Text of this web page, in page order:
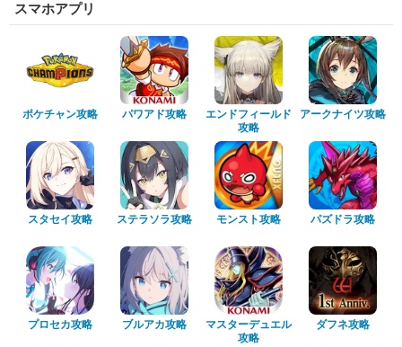
スマホアプリ
ポケチャン攻略 パワアド攻略
エンドフィールド
攻略
アークナイツ攻略
スタセイ攻略 ステラソラ攻略 モンスト攻略 パズドラ攻略
プロセカ攻略 ブルアカ攻略
マスターデュエル
攻略
ダフネ攻略